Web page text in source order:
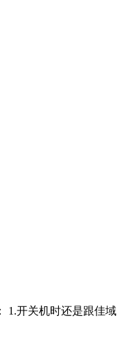
1.开关机时还是跟佳域